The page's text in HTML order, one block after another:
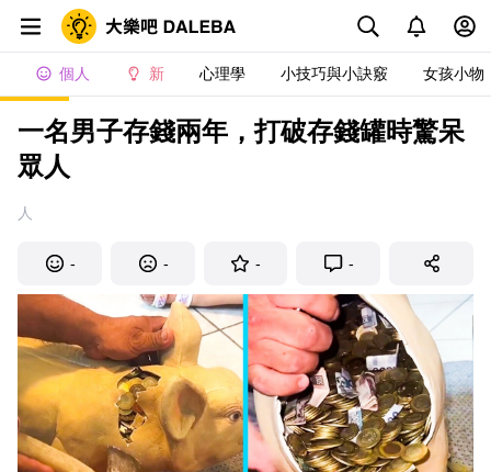
個人 新 心理學 小技巧與小訣竅 女孩小物
一名男子存錢兩年，打破存錢罐時驚呆
眾人
人
- - - -